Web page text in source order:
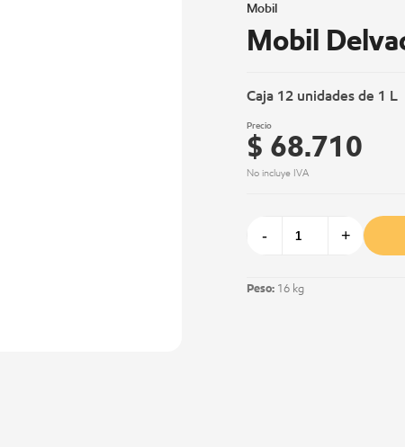
Mobil
Mobil
Caja 12 unidades de 1 L
Precio
$ 68.710
No incluye IVA
- +
Peso: 16 kg